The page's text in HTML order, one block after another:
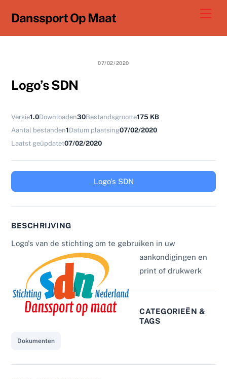
naarDanssport Op Maat
07/02/2020
Logo’s SDN
Versie1.0Downloaden30Bestandsgrootte175 KB
Aantal bestanden1Datum plaatsing07/02/2020
Laatst geüpdatet07/02/2020
Logo's SDN
BESCHRIJVING
Logo's van de stichtingom te gebruiken in uw
aankondigingen en
print of drukwerk
CATEGORIEËN &
TAGS
Dokumenten